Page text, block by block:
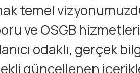
temel
ve OSGB
odaklı, gerçek
güncellenen